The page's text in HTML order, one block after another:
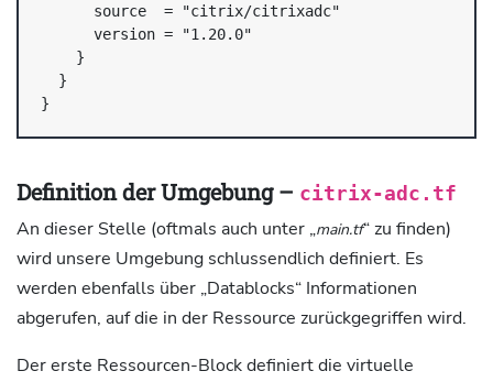
      source  = "citrix/citrixadc"
      version = "1.20.0"
    }
  }
}
Definition der Umgebung – citrix-adc.tf
An dieser Stelle (oftmals auch unter „main.tf“ zu finden)
wird unsere Umgebung schlussendlich definiert. Es
werden ebenfalls über „Datablocks“ Informationen
abgerufen, auf die in der Ressource zurückgegriffen wird.
Der erste Ressourcen-Block definiert die virtuelle